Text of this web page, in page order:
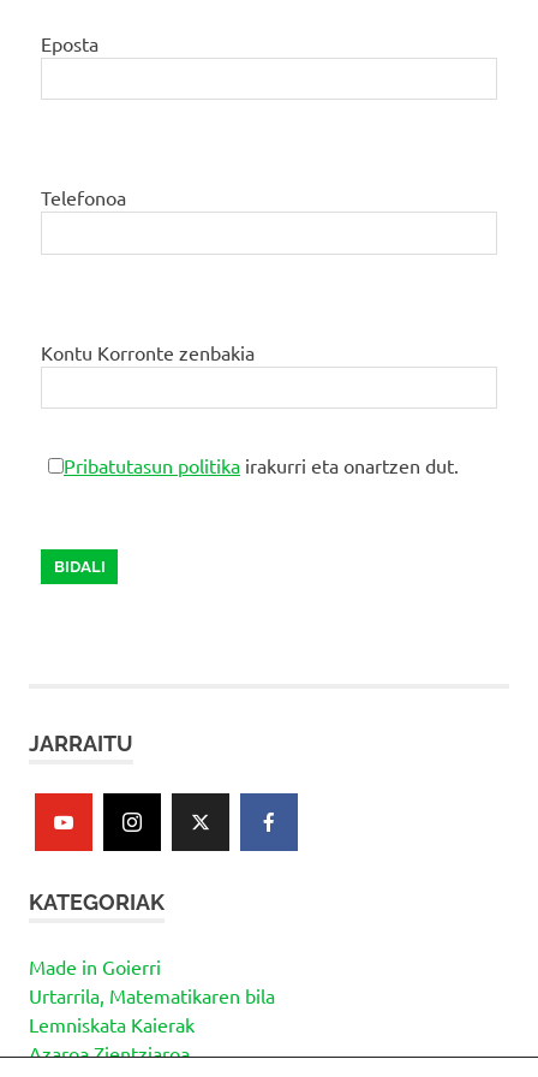
Eposta
Telefonoa
Kontu Korronte zenbakia
Pribatutasun politika irakurri eta onartzen dut.
JARRAITU
KATEGORIAK
Made in Goierri
Urtarrila, Matematikaren bila
Lemniskata Kaierak
Azaroa Zientziaroa